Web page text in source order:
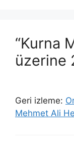
“Kurna
üzerine
Geri izleme:
Mehmet Ali